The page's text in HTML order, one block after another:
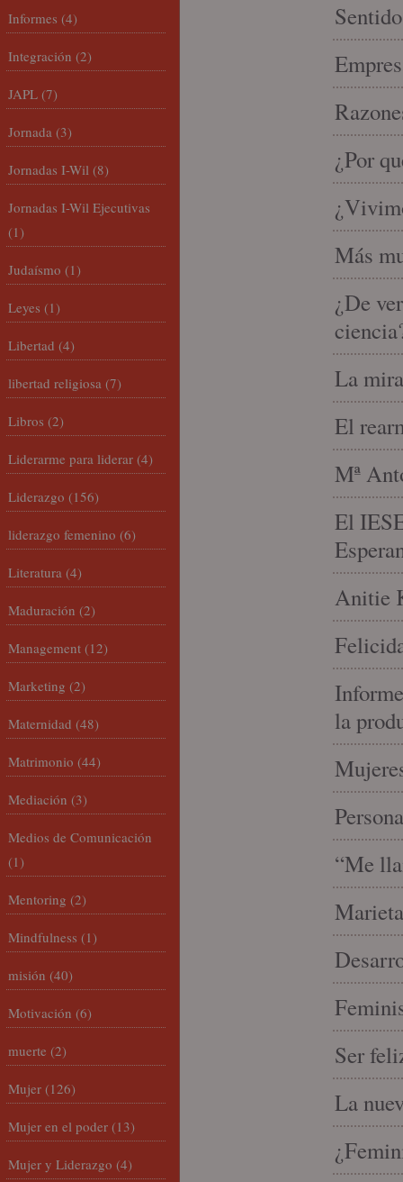
¿Por
Más
¿De
La
El
Mª
El
Anitie
la
“Me
Ser
La
Informes (4)
Integración (2)
JAPL (7)
Jornada (3)
Jornadas I-Wil (8)
Jornadas I-Wil Ejecutivas
(1)
Judaísmo (1)
Leyes (1)
Libertad (4)
libertad religiosa (7)
Libros (2)
Liderarme para liderar (4)
Liderazgo (156)
liderazgo femenino (6)
Literatura (4)
Maduración (2)
Management (12)
Marketing (2)
Maternidad (48)
Matrimonio (44)
Mediación (3)
Medios de Comunicación
(1)
Mentoring (2)
Mindfulness (1)
misión (40)
Motivación (6)
muerte (2)
Mujer (126)
Mujer en el poder (13)
Mujer y Liderazgo (4)